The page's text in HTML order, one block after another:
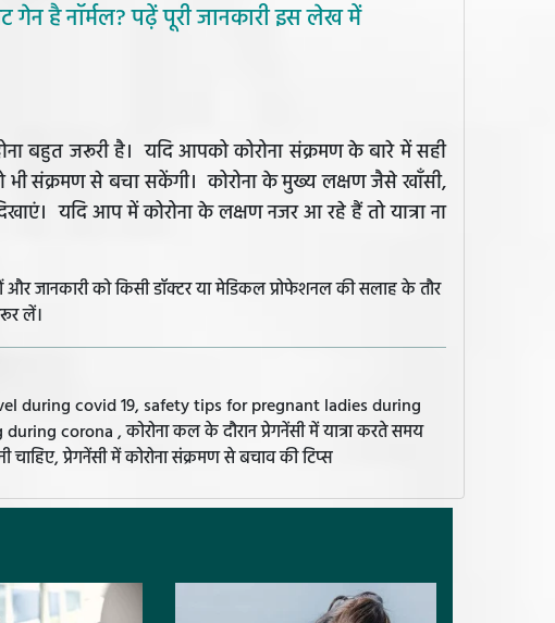
गेन है नॉर्मल? पढ़ें पूरी जानकारी इस लेख में
बहुत जरूरी है। यदि आपको कोरोना संक्रमण के बारे में सही
भी संक्रमण से बचा सकेंगी। कोरोना के मुख्य लक्षण जैसे खाँसी,
यदि आप में कोरोना के लक्षण नजर आ रहे हैं तो यात्रा ना
जानकारी को किसी डॉक्टर या मेडिकल प्रोफेशनल की सलाह के तौर
लें।
during covid 19, safety tips for pregnant ladies during
corona , कोरोना कल के दौरान प्रेगनेंसी में यात्रा करते समय
चाहिए, प्रेगनेंसी में कोरोना संक्रमण से बचाव की टिप्स